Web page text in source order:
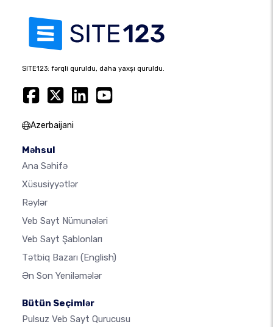
SITE123: fərqli quruldu, daha yaxşı quruldu.
Azerbaijani
Məhsul
Ana Səhifə
Xüsusiyyətlər
Rəylər
Veb Sayt Nümunələri
Veb Sayt Şablonları
Tətbiq Bazarı (English)
Ən Son Yeniləmələr
Bütün Seçimlər
Pulsuz Veb Sayt Qurucusu